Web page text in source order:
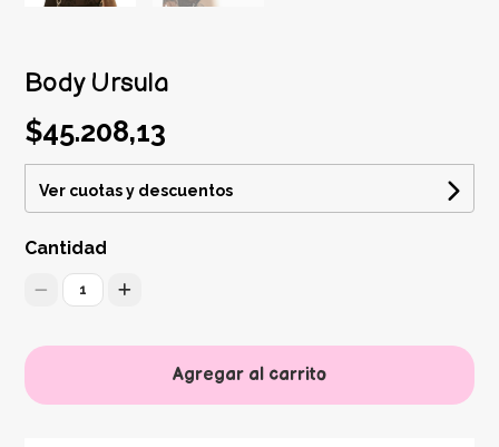
Body Ursula
$45.208,13
Ver cuotas y descuentos
Cantidad
1
Agregar al carrito